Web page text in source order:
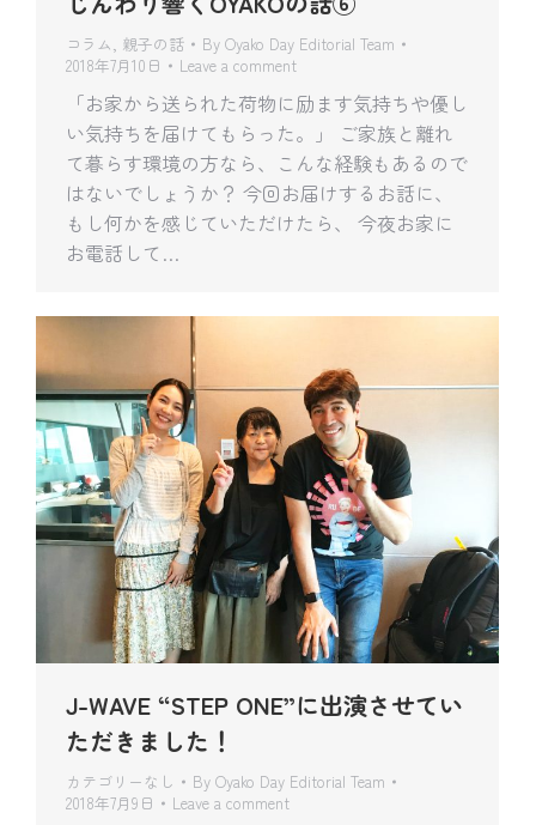
コラム 親子の話 By Oyako Day Editorial Team
2018年7月10日
Leave a comment
「お家から送られた荷物に励ます気持ちや優し
い気持ちを届けてもらった。」 ご家族と離れ
て暮らす環境の方なら、こんな経験もあるので
はないでしょうか？ 今回お届けするお話に、
もし何かを感じていただけたら、 今夜お家に
お電話して…
J-WAVE “STEP ONE”に出演させてい
ただきました！
カテゴリーなし By Oyako Day Editorial Team
2018年7月9日
Leave a comment